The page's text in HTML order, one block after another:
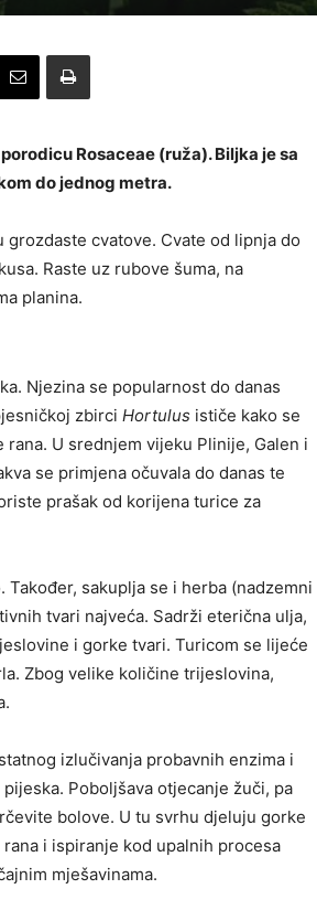
Rosaceae (ruža). Biljka je sa
do jednog metra.
cvatove. Cvate od lipnja do
Raste uz rubove šuma, na
planina.
Njezina se popularnost do danas
zbirci Hortulus ističe kako se
U srednjem vijeku Plinije, Galen i
se primjena očuvala do danas te
prašak od korijena turice za
sakuplja se i herba (nadzemni
tvari najveća. Sadrži eterična ulja,
i gorke tvari. Turicom se lijeće
Zbog velike količine trijeslovina,
izlučivanja probavnih enzima i
Poboljšava otjecanje žuči, pa
bolove. U tu svrhu djeluju gorke
i ispiranje kod upalnih procesa
mješavinama.